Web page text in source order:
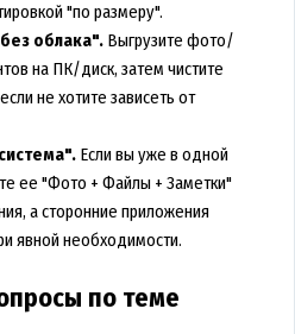
"по размеру".
облака".Выгрузите фото/
на ПК/диск, затем чистите
не хотите зависеть от
Если вы уже в одной
ее "Фото + Файлы + Заметки"
а сторонние приложения
явной необходимости.
по теме